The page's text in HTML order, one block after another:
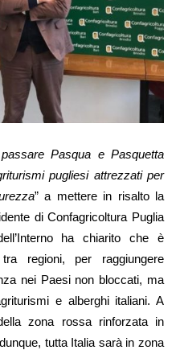
Pasqua e Pasquetta
pugliesi attrezzati per
” a mettere in risalto la
di Confagricoltura Puglia
ha chiarito che è
regioni, per raggiungere
nei Paesi non bloccati, ma
e alberghi italiani. A
zona rossa rinforzata in
tutta Italia sarà in zona